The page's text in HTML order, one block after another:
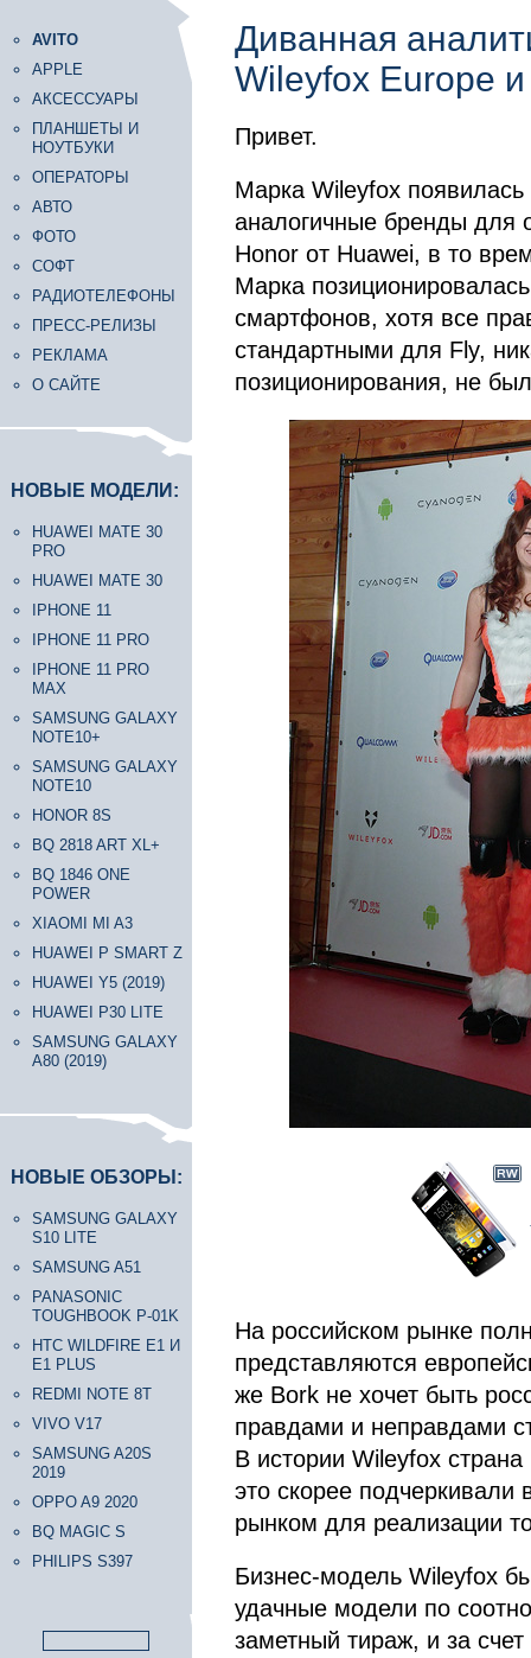
AVITO
APPLE
АКСЕССУАРЫ
ПЛАНШЕТЫ И
НОУТБУКИ
ОПЕРАТОРЫ
АВТО
ФОТО
СОФТ
РАДИОТЕЛЕФОНЫ
ПРЕСС-РЕЛИЗЫ
РЕКЛАМА
О САЙТЕ
НОВЫЕ МОДЕЛИ:
HUAWEI MATE 30
PRO
HUAWEI MATE 30
IPHONE 11
IPHONE 11 PRO
IPHONE 11 PRO
MAX
SAMSUNG GALAXY
NOTE10+
SAMSUNG GALAXY
NOTE10
HONOR 8S
BQ 2818 ART XL+
BQ 1846 ONE
POWER
XIAOMI MI A3
HUAWEI P SMART Z
HUAWEI Y5 (2019)
HUAWEI P30 LITE
SAMSUNG GALAXY
A80 (2019)
НОВЫЕ ОБЗОРЫ:
SAMSUNG GALAXY
S10 LITE
SAMSUNG A51
PANASONIC
TOUGHBOOK P-01K
HTC WILDFIRE E1 И
E1 PLUS
REDMI NOTE 8T
VIVO V17
SAMSUNG A20S
2019
OPPO A9 2020
BQ MAGIC S
PHILIPS S397
Диванная
Wileyfox Europe
Привет.
Марка Wileyfox появилась
аналогичные бренды для
Honor от Huawei, в то
Марка
смартфонов, хотя все
стандартными для Fly,
позиционирования, не
На российском рынке
представляются
же Bork не хочет быть
правдами и неправдами
В истории Wileyfox
это скорее
рынком для реализации
Бизнес-модель Wileyfox
удачные модели по
заметный тираж, и за